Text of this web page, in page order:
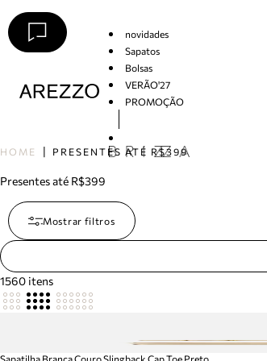
novidades
Sapatos
Bolsas
VERÃO'27
PROMOÇÃO
HOME PRESENTES ATÉ R$399
Presentes até R$399
Mostrar filtros
1560 itens
Sapatilha Branca Couro Slingback Cap Toe Preto